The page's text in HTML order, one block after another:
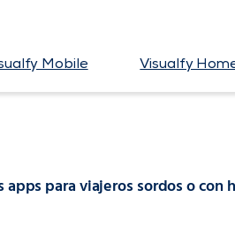
Mobile Visualfy
apps para viajeros sordos o con